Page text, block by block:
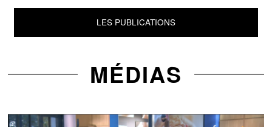
LES PUBLICATIONS
MÉDIAS